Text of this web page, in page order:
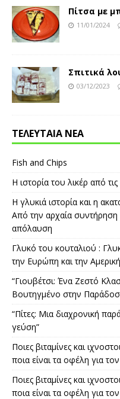
Πίτσα με
11/01/2024
Σπιτικά
03/12/2023
ΤΕΛΕΥΤΑΙΑ ΝΕΑ
Fish and Chips
Η ιστορία του λικέρ από
Η γλυκιά ιστορία και η
Από την αρχαία
απόλαυση
Γλυκό του κουταλιού :
την Ευρώπη και την
“Γιουβέτσι: Ένα Ζεστό
Βουτηγμένο στην
“Πίτες: Μια διαχρονική
γεύση”
Ποιες βιταμίνες και
ποια είναι τα οφέλη για
Ποιες βιταμίνες και
ποια είναι τα οφέλη για